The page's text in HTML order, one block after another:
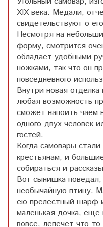
XIX века. Медали,
свидетельствуют о
Несмотря на
форму, смотрится
обладает удобными
ножками, так что он
повседневного
Внутри новая
любая возможность
сможет напоить чаем
одного-двух человек
гостей.
Когда самовары
крестьянам, и
собираться и
Вот сынишка поведал,
необычайную птицу.
ею прелестный шарф
маленькая дочка,
вовсе, лепечет что-